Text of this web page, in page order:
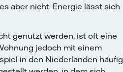
aber nicht. Energie lässt sich
genutzt werden, ist oft eine
jedoch mit einem
in den Niederlanden häufig